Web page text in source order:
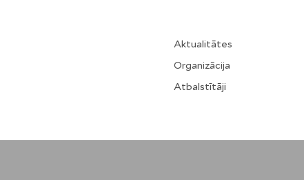
Aktualitātes
Organizācija
Atbalstītāji